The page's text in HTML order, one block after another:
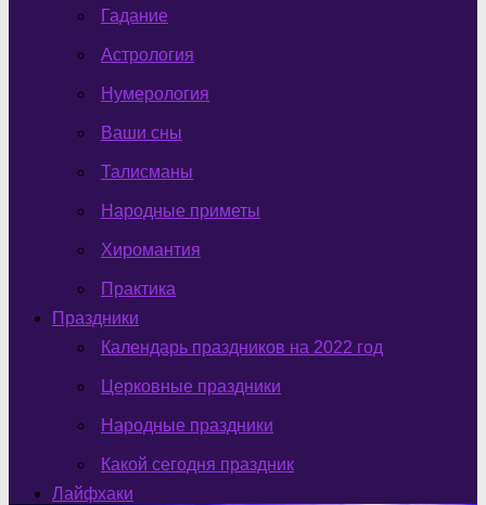
Гадание
Астрология
Нумерология
Ваши сны
Талисманы
Народные приметы
Хиромантия
Практика
Праздники
Календарь праздников на 2022 год
Церковные праздники
Народные праздники
Какой сегодня праздник
Лайфхаки